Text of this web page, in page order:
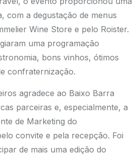
com a degustação de menus
Wine Store e pelo Roister.
uma programação
bons vinhos, ótimos
confraternização.
agradece ao Baixo Barra
parceiras e, especialmente, a
de Marketing do
convite e pela recepção. Foi
de mais uma edição do